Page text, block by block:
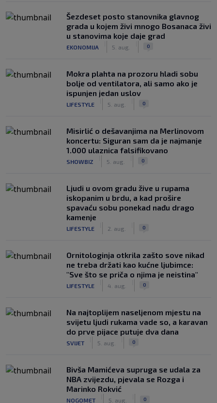
Šezdeset posto stanovnika glavnog
grada u kojem živi mnogo Bosanaca živi
u stanovima koje daje grad
EKONOMIJA 5. aug. 0
Mokra plahta na prozoru hladi sobu
bolje od ventilatora, ali samo ako je
ispunjen jedan uslov
LIFESTYLE 5. aug. 0
Misirlić o dešavanjima na Merlinovom
koncertu: Siguran sam da je najmanje
1.000 ulaznica falsifikovano
SHOWBIZ 5. aug. 0
Ljudi u ovom gradu žive u rupama
iskopanim u brdu, a kad prošire
spavaću sobu ponekad nađu drago
kamenje
LIFESTYLE 2. aug. 0
Ornitologinja otkrila zašto sove nikad
ne treba držati kao kućne ljubimce:
"Sve što se priča o njima je neistina"
LIFESTYLE 4. aug. 0
Na najtoplijem naseljenom mjestu na
svijetu ljudi rukama vade so, a karavan
do prve pijace putuje dva dana
SVIJET 5. aug. 0
Bivša Mamićeva supruga se udala za
NBA zvijezdu, pjevala se Rozga i
Marinko Rokvić
NOGOMET 5. aug. 0